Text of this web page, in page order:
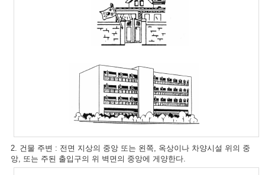
2. 건물 주변 : 전면 지상의 중앙 또는 왼쪽, 옥상이나 차양시설 위의 중
앙, 또는 주된 출입구의 위 벽면의 중앙에 게양한다.